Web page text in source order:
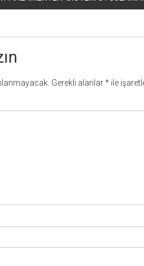
Gerekli alanlar* ile